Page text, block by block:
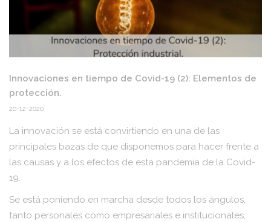
Innovaciones en tiempo de Covid-19 (2): Elementos de
protección.
20-12-2020
La innovación se está convirtiendo en una de las
principales bazas de que disponemos para hacer frente a
las causas y a los efectos de esta pandemia de la Covid-
19.
Se está poniendo en marcha desde todos los ángulos,
tanto personales como empresariales e institucionales,